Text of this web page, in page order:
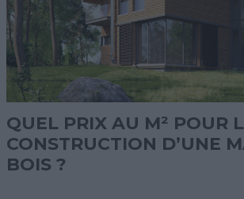
QUEL PRIX AU M² POUR
CONSTRUCTION D’UNE
BOIS ?